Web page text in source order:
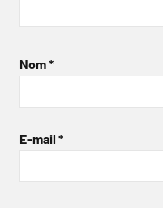
Nom*
E-mail *